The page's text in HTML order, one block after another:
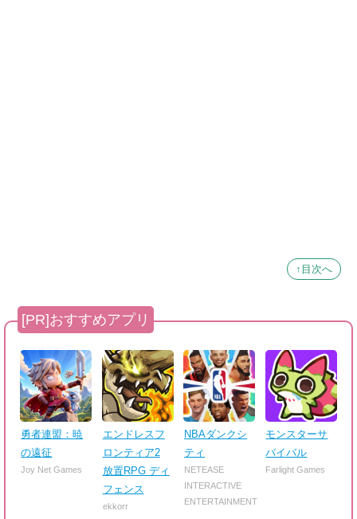
↑目次へ
勇者連盟：暁
の遠征
Joy Net Games
エンドレスフ
ロンティア2
放置RPG ディ
フェンス
ekkorr
NBAダンクシ
ティ
NETEASE
INTERACTIVE
ENTERTAINMENT
モンスターサ
バイバル
Farlight Games